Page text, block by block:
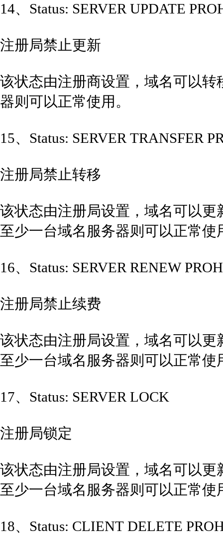
14、Status: SERVER UPDATE
注册局禁止更新
该状态由注册商设置，域名可以
器则可以正常使用。
15、Status: SERVER TRANSFER
注册局禁止转移
该状态由注册局设置，域名可以
至少一台域名服务器则可以正常
16、Status: SERVER RENEW
注册局禁止续费
该状态由注册局设置，域名可以
至少一台域名服务器则可以正常
17、Status: SERVER LOCK
注册局锁定
该状态由注册局设置，域名可以
至少一台域名服务器则可以正常
18、Status: CLIENT DELETE